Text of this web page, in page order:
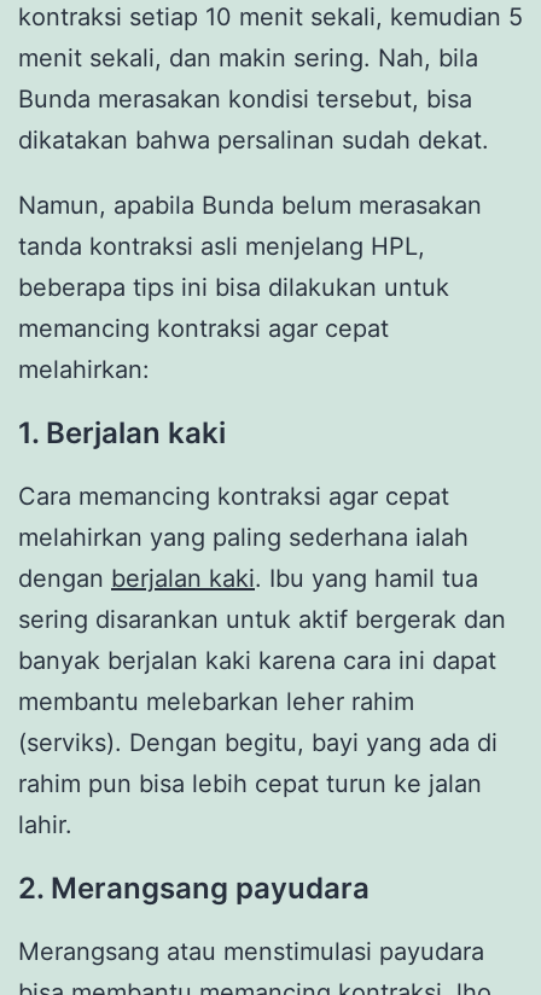
kontraksi setiap 10 menit sekali, kemudian 5
menit sekali, dan makin sering. Nah, bila
Bunda merasakan kondisi tersebut, bisa
dikatakan bahwa persalinan sudah dekat.
Namun, apabila Bunda belum merasakan
tanda kontraksi asli menjelang HPL,
beberapa tips ini bisa dilakukan untuk
memancing kontraksi agar cepat
melahirkan:
1. Berjalan kaki
Cara memancing kontraksi agar cepat
melahirkan yang paling sederhana ialah
dengan berjalan kaki. Ibu yang hamil tua
sering disarankan untuk aktif bergerak dan
banyak berjalan kaki karena cara ini dapat
membantu melebarkan leher rahim
(serviks). Dengan begitu, bayi yang ada di
rahim pun bisa lebih cepat turun ke jalan
lahir.
2. Merangsang payudara
Merangsang atau menstimulasi payudara